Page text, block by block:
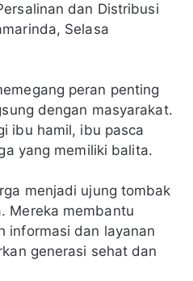
dan Distribusi
Selasa
peran penting
dengan masyarakat.
ibu hamil, ibu pasca
yang memiliki balita.
menjadi ujung tombak
Mereka membantu
informasi dan layanan
generasi sehat dan